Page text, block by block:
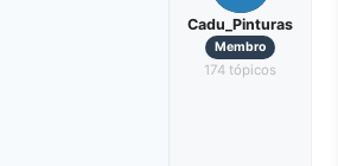
Cadu_Pinturas
Membro
174 tópicos